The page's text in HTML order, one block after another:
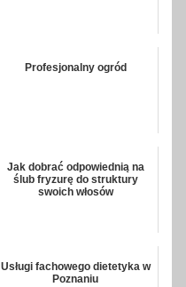
Profesjonalny ogród
Jak dobrać odpowiednią na
ślub fryzurę do struktury
swoich włosów
Usługi fachowego dietetyka w
Poznaniu